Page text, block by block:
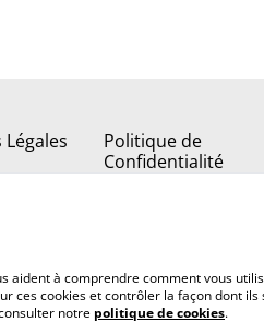
Politique de
Confidentialité
aident à comprendre comment vous
ces cookies et contrôler la façon dont ils
notre politique de cookies.